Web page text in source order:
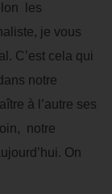
les
je vous
C’est cela qui
notre
à l’autre ses
notre
On